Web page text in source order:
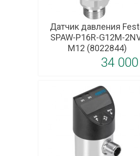
Датчик давления
SPAW-P16R-G12M-
M12 (8022844)
34 000